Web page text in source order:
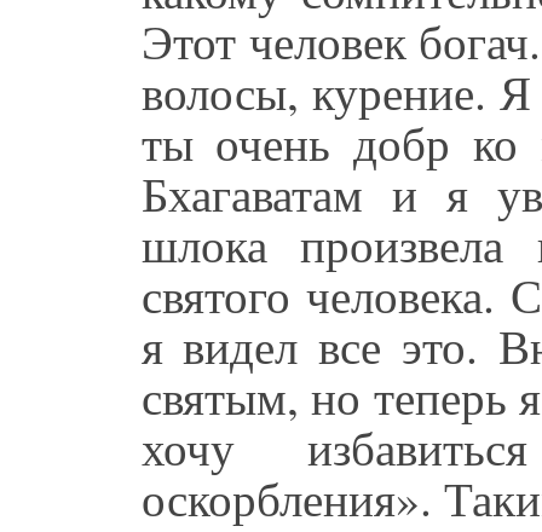
Этот человек
волосы, курение.
ты очень добр
Бхагаватам и я
шлока произвела
святого человека.
я видел все это.
святым, но теперь
хочу
оскорбления».